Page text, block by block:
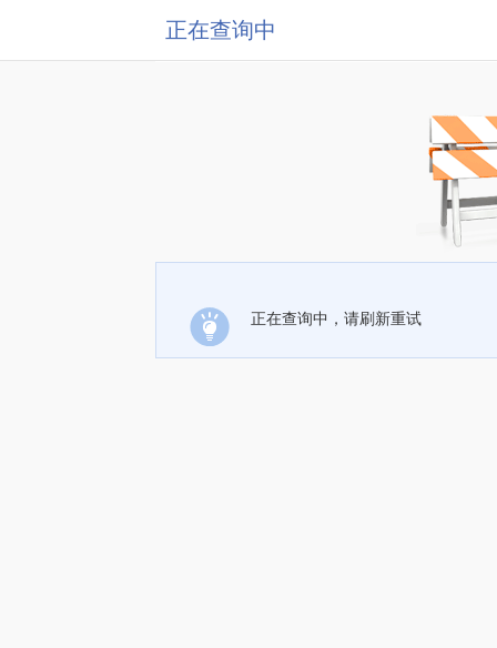
正在查询中
正在查询中，请刷新重试